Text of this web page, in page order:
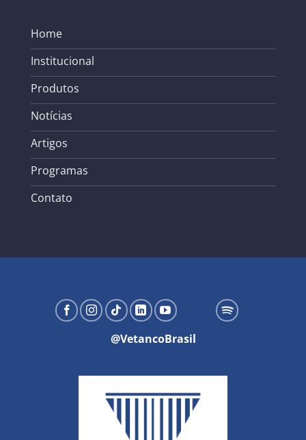
Home
Institucional
Produtos
Notícias
Artigos
Programas
Contato
@VetancoBrasil